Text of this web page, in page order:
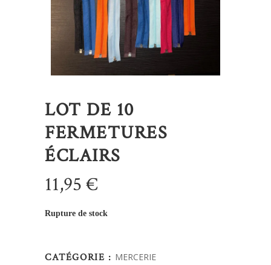
LOT DE 10
FERMETURES
ÉCLAIRS
11,95€
Rupture de stock
CATÉGORIE : MERCERIE